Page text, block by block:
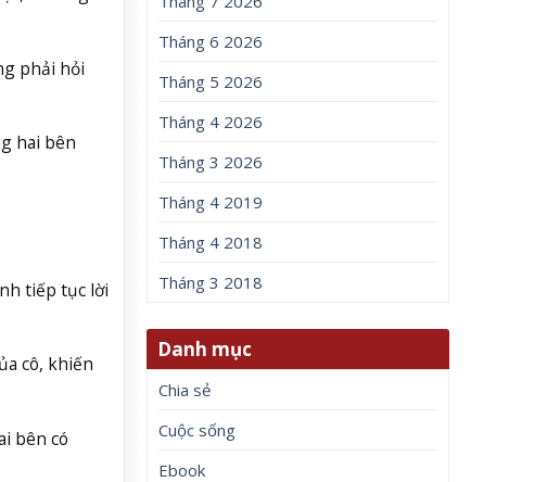
phải hỏi
hai bên
tiếp tục lời
cô, khiến
bên có
Tháng 6 2026
Tháng 5 2026
Tháng 4 2026
Tháng 3 2026
Tháng 4 2019
Tháng 4 2018
Tháng 3 2018
Danh mục
Chia sẻ
Cuộc sống
Ebook